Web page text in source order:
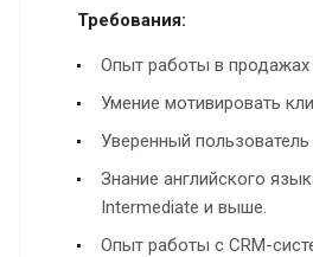
Требования:
Опыт работы в продажах
Умение мотивировать
Уверенный
Знание английского
Intermediate и выше.
Опыт работы с CRM-